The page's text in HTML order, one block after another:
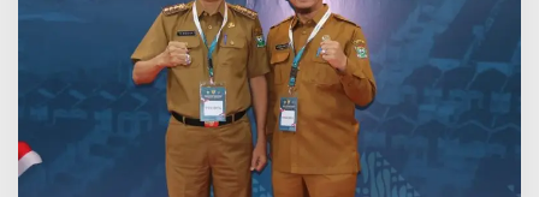
J
u
a
u
m
a
h